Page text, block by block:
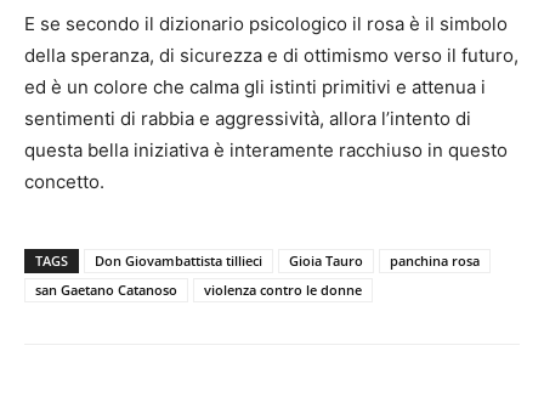
E se secondo il dizionario psicologico il rosa è il simbolo
della speranza, di sicurezza e di ottimismo verso il futuro,
ed è un colore che calma gli istinti primitivi e attenua i
sentimenti di rabbia e aggressività, allora l’intento di
questa bella iniziativa è interamente racchiuso in questo
concetto.
TAGS Don Giovambattista tillieci Gioia Tauro
panchina rosa
san Gaetano Catanoso
violenza contro le donne